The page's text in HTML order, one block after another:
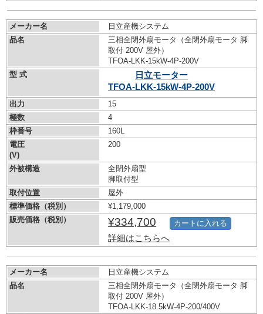
メーカー名
日立産機システム
品名
三相全閉外扇モータ（全閉外扇モータ 脚
取付 200V 屋外）
TFOA-LKK-15kW-4P-200V
型 式
日立モーター
TFOA-LKK-15kW-4P-200V
出力
15
極数
4
枠番号
160L
電圧
(V)
200
外被構造
全閉外扇型
脚取付型
取付位置
屋外
標準価格（税別）
¥1,179,000
販売価格（税別）
¥334,700
詳細はこちらへ
カートに入れる
メーカー名
日立産機システム
品名
三相全閉外扇モータ（全閉外扇モータ 脚
取付 200V 屋外）
TFOA-LKK-18.5kW-4P-200/400V